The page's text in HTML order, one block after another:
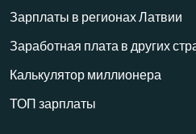
Зарплаты в регионах Латвии
Заработная плата в других
Калькулятор миллионера
ТОП зарплаты